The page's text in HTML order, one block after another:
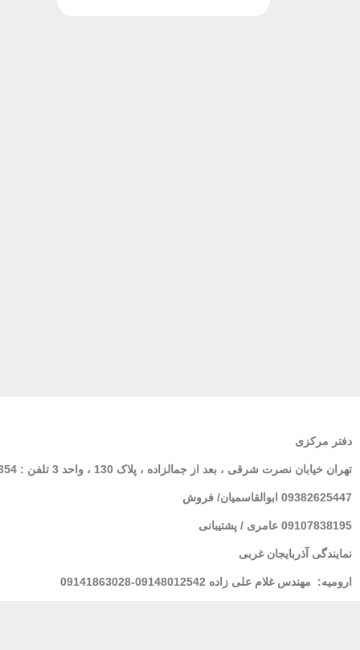
دفتر مرکزی
تهران خیابان نصرت شرقی ، بعد از جمالزاده ، پلاک 130 ، واحد 3 تلفن : 02166564354
09382625447 ابوالقاسمیان/ فروش
09107838195 عامری / پشتیبانی
نمایندگی آذربایجان غربی
ارومیه: مهندس غلام علی زاده 09148012542-09141863028